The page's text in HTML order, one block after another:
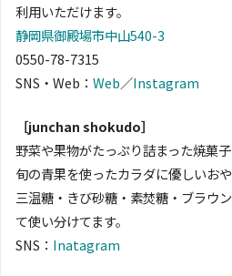
利用いただけます。
静岡県御殿場市中山540-3
0550-78-7315
SNS・Web： Web／Instagram
［junchan shokudo］
野菜や果物がたっぷり詰まった焼菓
旬の青果を使ったカラダに優しいお
三温糖・きび砂糖・素焚糖・ブラウ
て使い分けてます。
SNS： Inatagram